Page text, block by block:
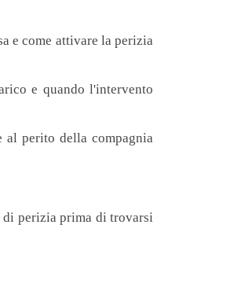
e come attivare la perizia
e quando l'intervento
perito della compagnia
di perizia prima di trovarsi